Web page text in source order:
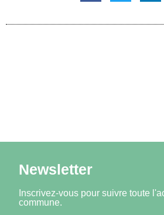
Newsletter
Inscrivez-vous pour suivre toute
commune.